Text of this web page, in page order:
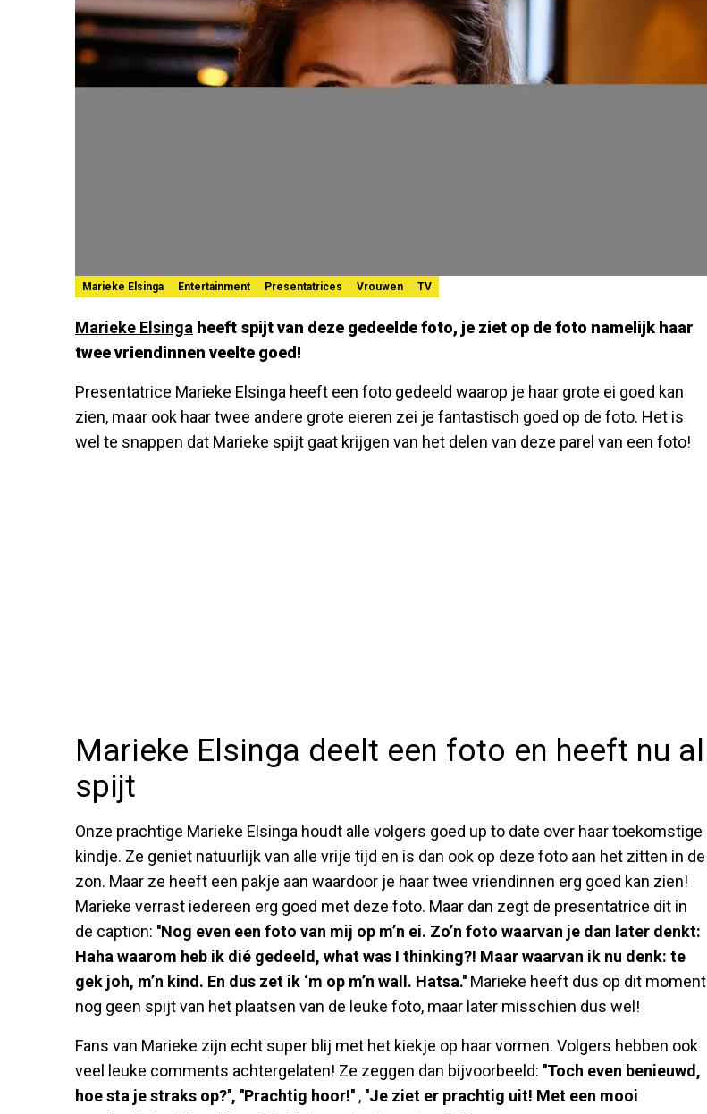
Marieke Elsinga Entertainment Presentatrices Vrouwen TV
Marieke Elsinga heeft spijt van deze gedeelde foto, je ziet op de foto namelijk haar
twee vriendinnen veelte goed!
Presentatrice Marieke Elsinga heeft een foto gedeeld waarop je haar grote ei goed kan
zien, maar ook haar twee andere grote eieren zei je fantastisch goed op de foto. Het is
wel te snappen dat Marieke spijt gaat krijgen van het delen van deze parel van een foto!
Marieke Elsinga deelt een foto en heeft nu al
spijt
Onze prachtige Marieke Elsinga houdt alle volgers goed up to date over haar toekomstige
kindje. Ze geniet natuurlijk van alle vrije tijd en is dan ook op deze foto aan het zitten in de
zon. Maar ze heeft een pakje aan waardoor je haar twee vriendinnen erg goed kan zien!
Marieke verrast iedereen erg goed met deze foto. Maar dan zegt de presentatrice dit in
de caption: ''Nog even een foto van mij op m’n ei. Zo’n foto waarvan je dan later denkt:
Haha waarom heb ik dié gedeeld, what was I thinking?! Maar waarvan ik nu denk: te
gek joh, m’n kind. En dus zet ik ‘m op m’n wall. Hatsa.'' Marieke heeft dus op dit moment
nog geen spijt van het plaatsen van de leuke foto, maar later misschien dus wel!
Fans van Marieke zijn echt super blij met het kiekje op haar vormen. Volgers hebben ook
veel leuke comments achtergelaten! Ze zeggen dan bijvoorbeeld: ''Toch even benieuwd,
hoe sta je straks op?'', ''Prachtig hoor!'' , ''Je ziet er prachtig uit! Met een mooi